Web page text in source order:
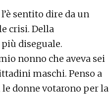
sentito dire da un
crisi. Della
più diseguale.
nonno che aveva sei
maschi. Penso a
le donne votarono per la